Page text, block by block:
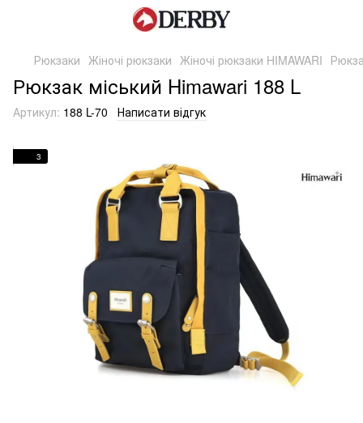
Рюкзаки Жіночі рюкзаки Жіночі рюкзаки HIMAWARI
Рюкзак міський Himawari 188 L
Артикул: 188 L-70 Написати відгук
3